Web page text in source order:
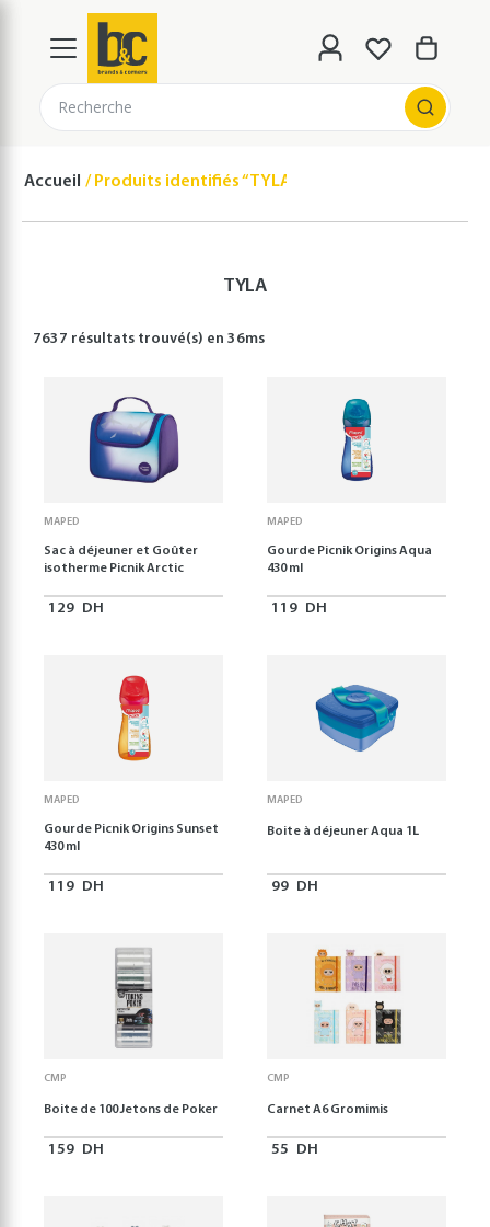
Recherche
Accueil Produits identifiés “TYLA”
TYLA
7637 résultats trouvé(s) en36ms
MAPED
Sac à déjeuner et Goûter
isotherme Picnik Arctic
129 DH
MAPED
Gourde Picnik Origins Aqua
430 ml
119 DH
MAPED
Gourde Picnik Origins Sunset
430 ml
119 DH
MAPED
Boite à déjeuner Aqua 1L
99 DH
CMP
Boite de 100 Jetons de Poker
159 DH
CMP
Carnet A6 Gromimis
55 DH